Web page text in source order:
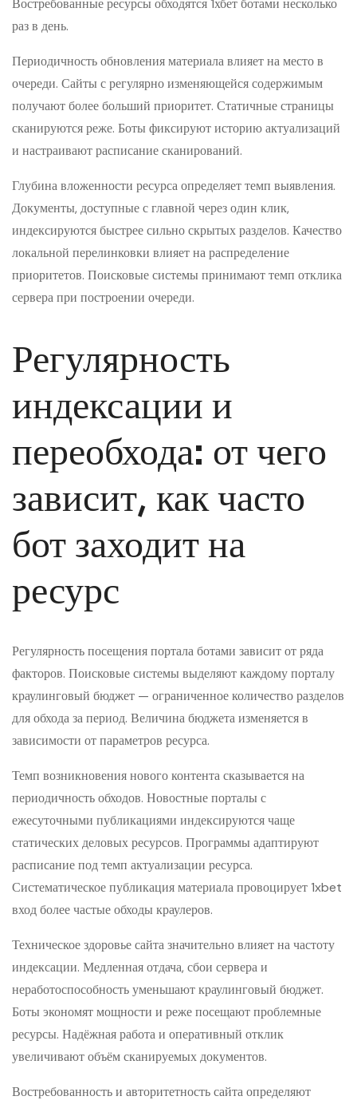
Востребованные ресурсы обходятся 1хбет ботами несколько
раз в день.
Периодичность обновления материала влияет на место в
очереди. Сайты с регулярно изменяющейся содержимым
получают более больший приоритет. Статичные страницы
сканируются реже. Боты фиксируют историю актуализаций
и настраивают расписание сканирований.
Глубина вложенности ресурса определяет темп выявления.
Документы, доступные с главной через один клик,
индексируются быстрее сильно скрытых разделов. Качество
локальной перелинковки влияет на распределение
приоритетов. Поисковые системы принимают темп отклика
сервера при построении очереди.
Регулярность
индексации и
переобхода: от чего
зависит, как часто
бот заходит на
ресурс
Регулярность посещения портала ботами зависит от ряда
факторов. Поисковые системы выделяют каждому порталу
краулинговый бюджет — ограниченное количество разделов
для обхода за период. Величина бюджета изменяется в
зависимости от параметров ресурса.
Темп возникновения нового контента сказывается на
периодичность обходов. Новостные порталы с
ежесуточными публикациями индексируются чаще
статических деловых ресурсов. Программы адаптируют
расписание под темп актуализации ресурса.
Систематическое публикация материала провоцирует 1xbet
вход более частые обходы краулеров.
Техническое здоровье сайта значительно влияет на частоту
индексации. Медленная отдача, сбои сервера и
неработоспособность уменьшают краулинговый бюджет.
Боты экономят мощности и реже посещают проблемные
ресурсы. Надёжная работа и оперативный отклик
увеличивают объём сканируемых документов.
Востребованность и авторитетность сайта определяют